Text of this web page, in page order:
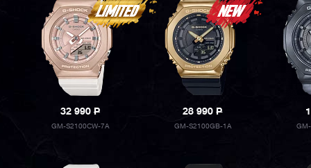
32 990P
GM-S2100CW-7A
28 990P
GM-S2100GB-1A